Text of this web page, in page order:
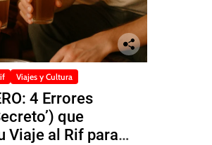
Viajes y Cultura
4 Errores
que
Viaje al Rif para